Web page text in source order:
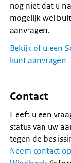
nog niet dat u
mogelijk wel
aanvragen.
Bekijk of u een
kunt aanvragen
Contact
Heeft u een
status van uw
tegen de
Neem contact